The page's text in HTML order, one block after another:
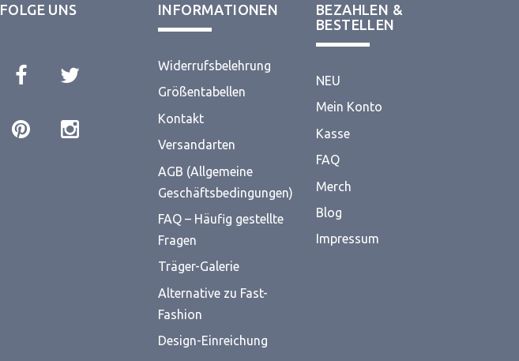
FOLGE UNS INFORMATIONEN
Widerrufsbelehrung
Größentabellen
Kontakt
Versandarten
AGB (Allgemeine
Geschäftsbedingungen)
FAQ – Häufig gestellte
Fragen
Träger-Galerie
Alternative zu Fast-
Fashion
Design-Einreichung
BEZAHLEN &
BESTELLEN
NEU
Mein Konto
Kasse
FAQ
Merch
Blog
Impressum